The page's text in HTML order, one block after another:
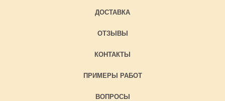
ДОСТАВКА
ОТЗЫВЫ
КОНТАКТЫ
ПРИМЕРЫ РАБОТ
ВОПРОСЫ